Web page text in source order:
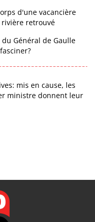
d'une vacancière
retrouvé
Général de Gaulle
mis en cause, les
ministre donnent leur